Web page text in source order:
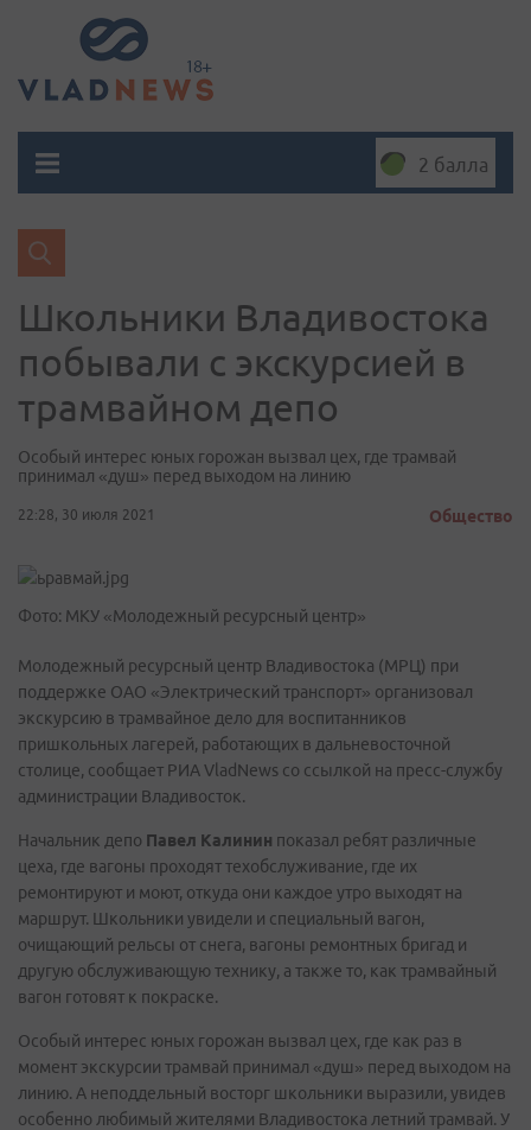
2 балла
Школьники Владивостока
побывали с экскурсией в
трамвайном депо
Особый интерес юных горожан вызвал цех, где трамвай
принимал «душ» перед выходом на линию
22:28, 30 июля 2021 Общество
Фото: МКУ «Молодежный ресурсный центр»
Молодежный ресурсный центр Владивостока (МРЦ) при
поддержке ОАО «Электрический транспорт» организовал
экскурсию в трамвайное дело для воспитанников
пришкольных лагерей, работающих в дальневосточной
столице, сообщает РИА VladNews со ссылкой на пресс-службу
администрации Владивосток.
Начальник депо Павел Калинин показал ребят различные
цеха, где вагоны проходят техобслуживание, где их
ремонтируют и моют, откуда они каждое утро выходят на
маршрут. Школьники увидели и специальный вагон,
очищающий рельсы от снега, вагоны ремонтных бригад и
другую обслуживающую технику, а также то, как трамвайный
вагон готовят к покраске.
Особый интерес юных горожан вызвал цех, где как раз в
момент экскурсии трамвай принимал «душ» перед выходом на
линию. А неподдельный восторг школьники выразили, увидев
особенно любимый жителями Владивостока летний трамвай. У